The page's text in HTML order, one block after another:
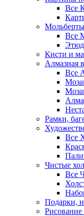
Все
Мольберты
Все
Кисти и
Алмазная
Все
Рамки,
Все
Чистые
Все
Подарки,